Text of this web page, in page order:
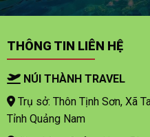
THÔNG TIN LIÊN HỆ
NÚI THÀNH TRAVEL
Trụ sở: Thôn Tịnh Sơn, Xã
Tỉnh Quảng Nam